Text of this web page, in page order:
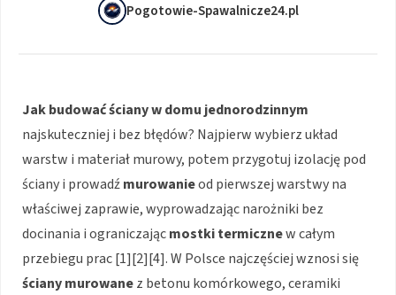
Pogotowie-Spawalnicze24.pl
Jak budować ściany w domu jednorodzinnym
najskuteczniej i bez błędów? Najpierw wybierz układ
warstw i materiał murowy, potem przygotuj izolację pod
ściany i prowadźmurowanieod pierwszej warstwy na
właściwej zaprawie, wyprowadzając narożniki bez
docinania i ograniczającmostki termicznew całym
przebiegu prac [1][2][4]. W Polsce najczęściej wznosi się
ściany murowanez betonu komórkowego, ceramiki